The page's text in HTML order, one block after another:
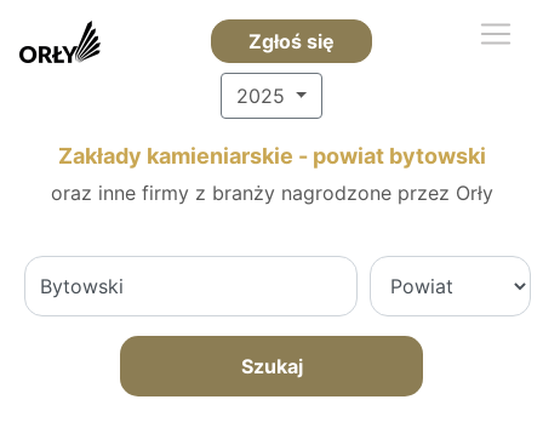
Zgłoś się
2025
Zakłady kamieniarskie - powiat bytowski
oraz inne firmy z branży nagrodzone przez Orły
Szukaj